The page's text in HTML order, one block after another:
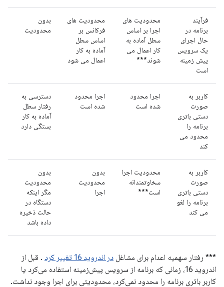
فرآیند
برنامه در
حال اجرای
یک سرویس
پیش زمینه
است
محدودیت های
اجرا بر اساس
سطل آماده به
کار اعمال می
شوند***
محدودیت های
فرکانس بر
اساس سطل
آماده به کار
اعمال می شود
بدون
محدودیت
کاربر به
صورت
دستی باتری
برنامه را
محدود می
کند
اجرا محدود
شده است
اجرا محدود
شده است
دسترسی به
رفتار سطل
آماده به کار
بستگی دارد
کاربر به
صورت
دستی باتری
برنامه را لغو
می کند
محدودیت اجرا
سخاوتمندانه
است***
بدون
محدودیت
اجرا
بدون
محدودیت
مگر اینکه
دستگاه در
حالت ذخیره
داده باشد
*** رفتار سهمیه اعدام برای مشاغل در اندروید 16 تغییر کرد
. قبل از
اندروید 16، زمانی که برنامه از سرویس پیش‌زمینه استفاده می‌کرد یا
کاربر باتری برنامه را محدود نمی‌کرد، محدودیتی برای اجرا وجود نداشت.